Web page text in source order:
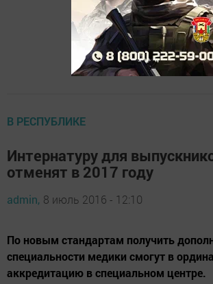
В РЕСПУБЛИКЕ
Интернатуру для
отменят в 2017 году
admin, 8 июль 2016 - 12:10
По новым стандартам получить
специальности медики смогут в
аккредитацию в специальном центре.